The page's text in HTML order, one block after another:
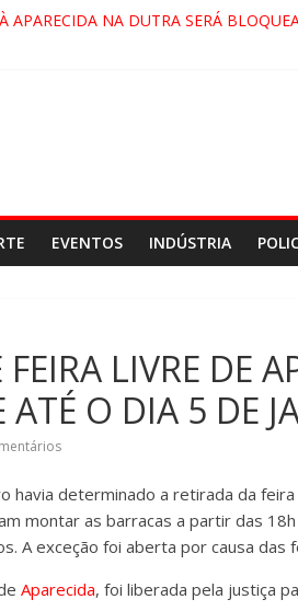
APARECIDA NA DUTRA SERÁ
EVENTOS INDÚSTRIA
LIVRE DE
O DIA 5 DE
havia determinado a retirada da
montar as barracas a partir das
A exceção foi aberta por causa das
Aparecida, foi liberada pela justiça